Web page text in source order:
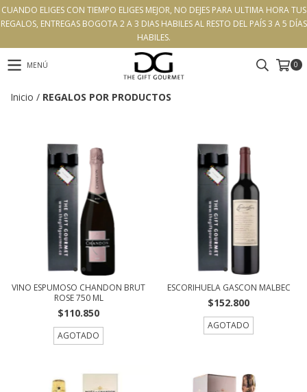
CUANDO ELIGES CON TIEMPO ELIGES MEJOR, NO DEJES PARA ULTIMA HORA TUS
REGALOS, ENTREGAS BOGOTA 2 A 3 DIAS HABILES AL RESTO DEL PAÍS 3 A 5 DÍAS
HABILES.
MENÚ 0
Inicio / REGALOS POR PRODUCTOS
VINO ESPUMOSO CHANDON BRUT
ROSE 750 ML
$110.850
AGOTADO
ESCORIHUELA GASCON MALBEC
$152.800
AGOTADO